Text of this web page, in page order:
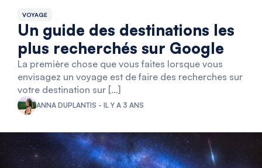
VOYAGE
Un guide des destinations les
plus recherchés sur Google
La première chose que vous faites lorsque vous
envisagez un voyage est de faire des recherches sur
votre destination sur […]
ANNA DUPLANTIS - IL Y A 3 ANS